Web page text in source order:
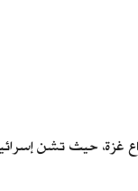
غزة، حيث تشن